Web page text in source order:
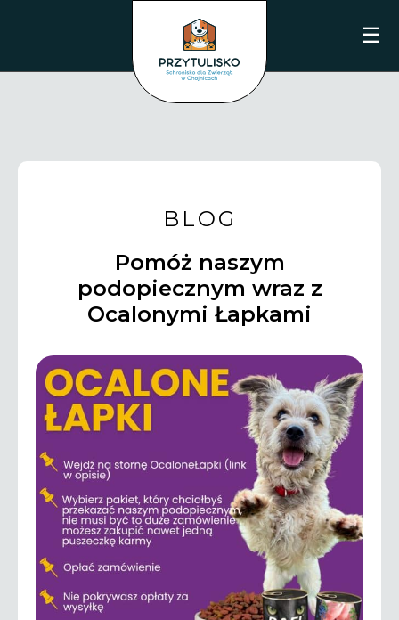
☰
BLOG
Pomóż naszym
podopiecznym wraz z
Ocalonymi Łapkami